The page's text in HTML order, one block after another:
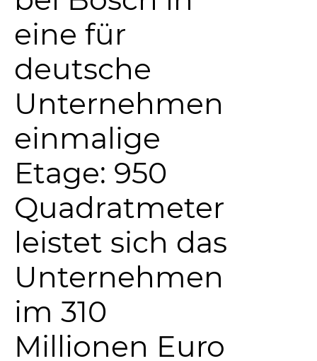
eine für
deutsche
Unternehmen
einmalige
Etage: 950
Quadratmeter
leistet sich das
Unternehmen
im 310
Millionen Euro